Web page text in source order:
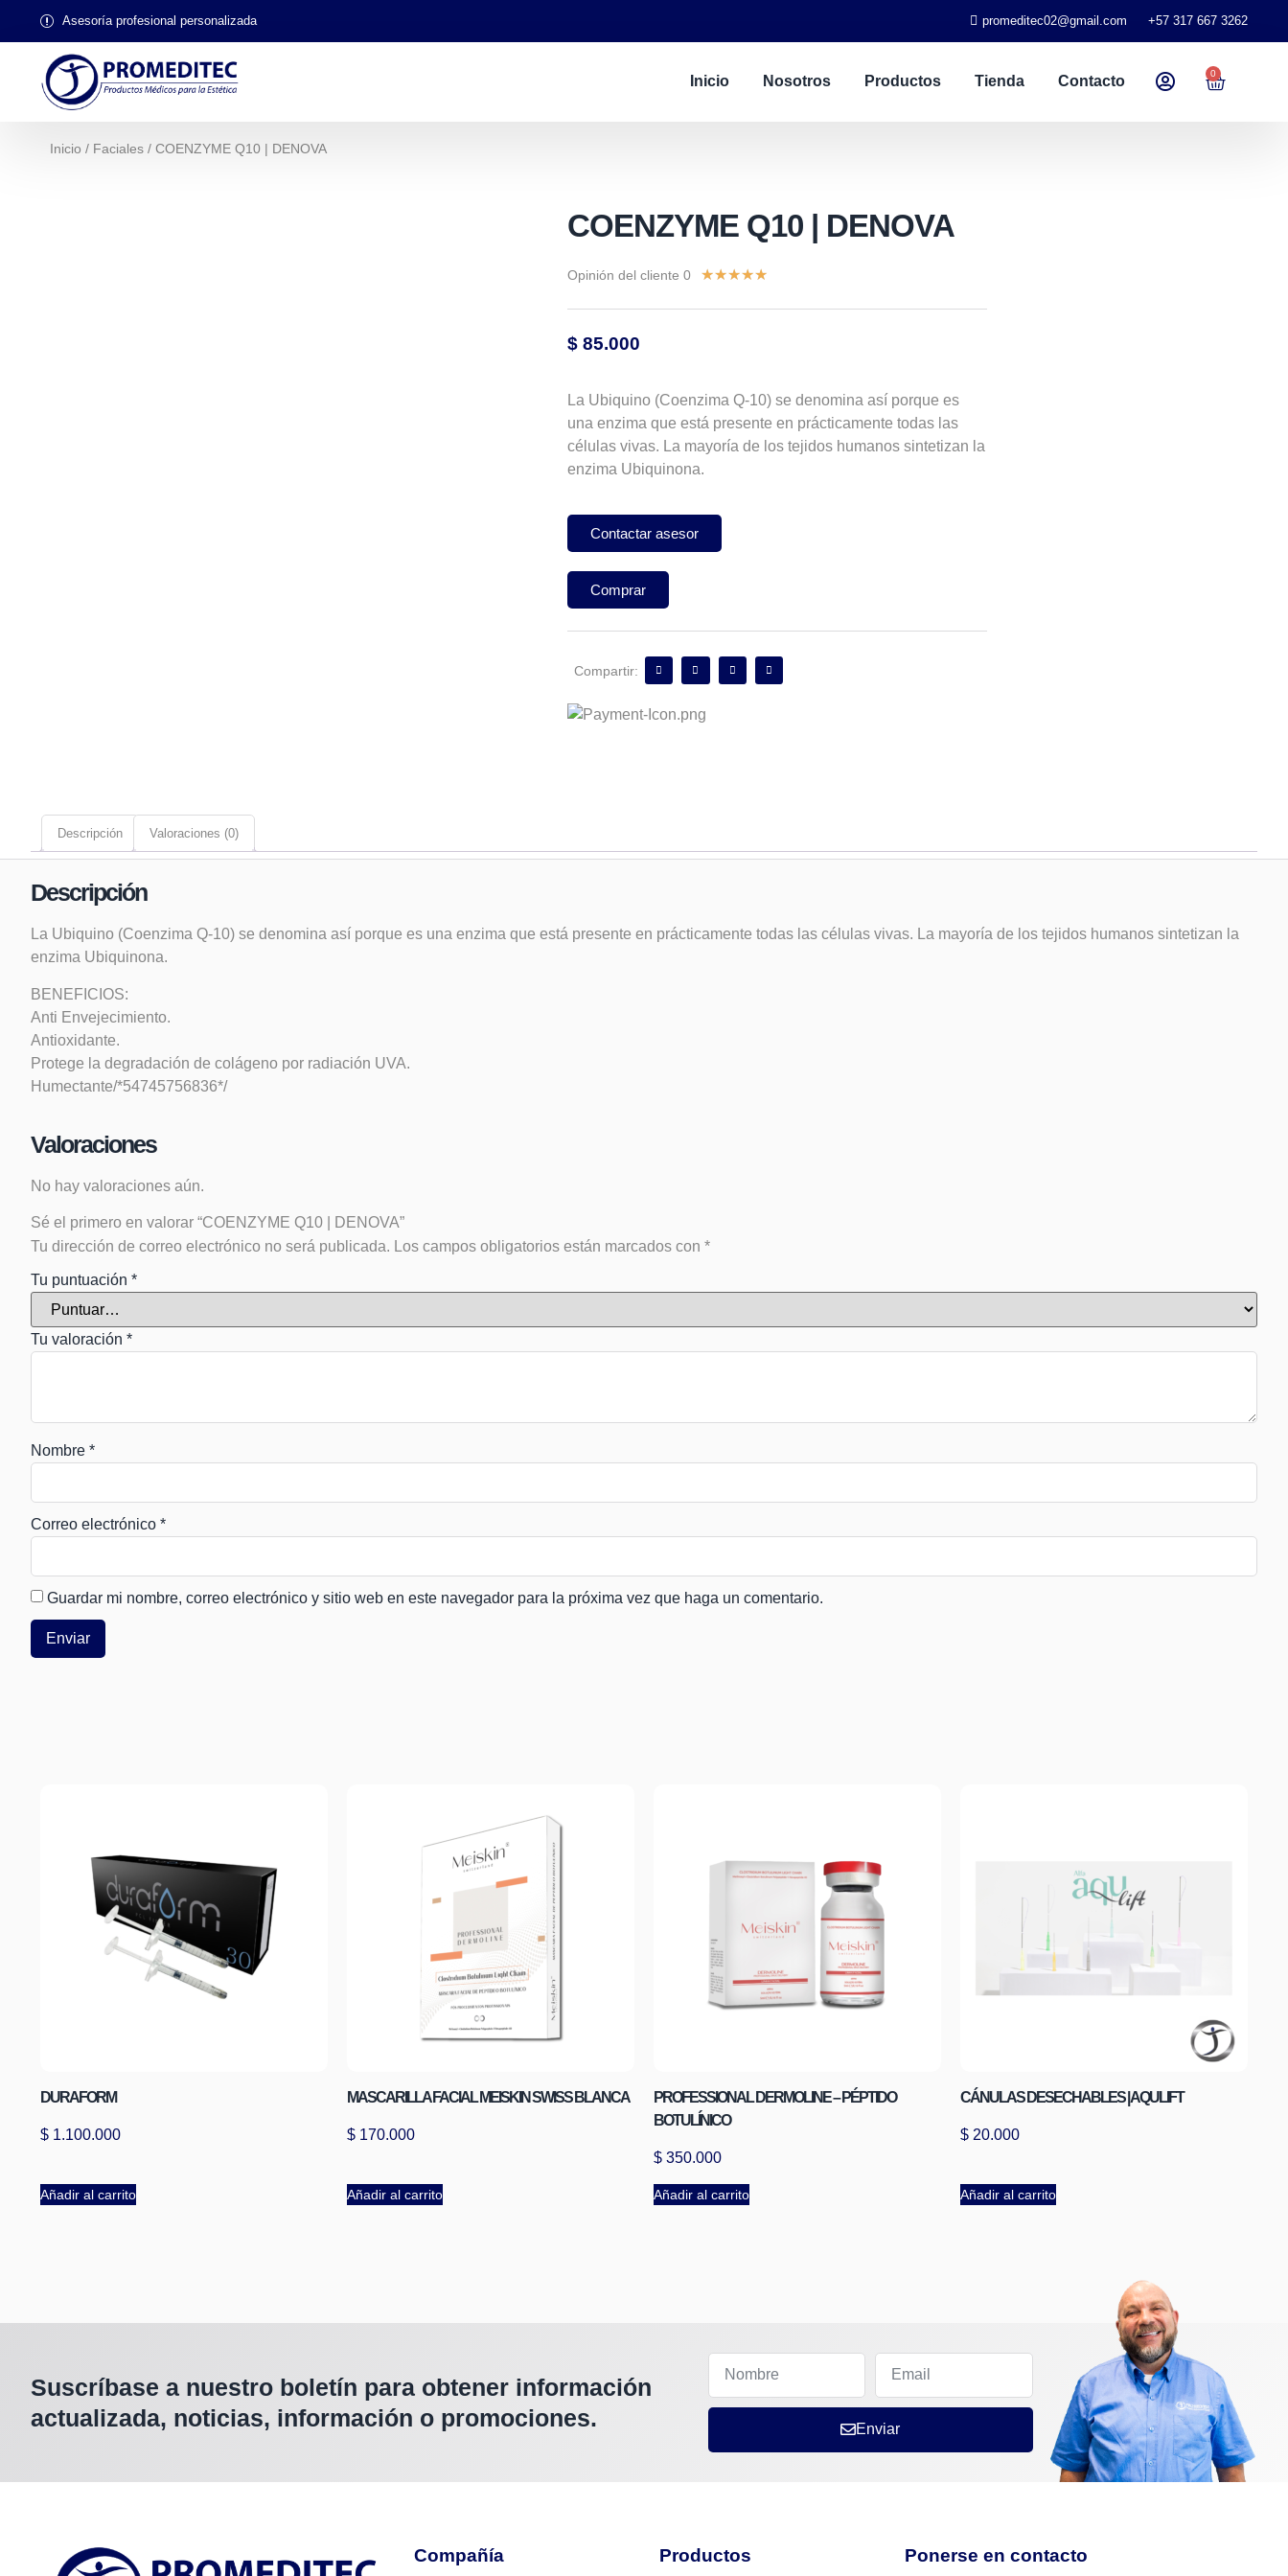
Asesoría profesional personalizada promeditec02@gmail.com +57 317 667 3262
Inicio Nosotros Productos Tienda Contacto 0
Inicio / Faciales / COENZYME Q10 | DENOVA
COENZYME Q10 | DENOVA
Opinión del cliente 0 ★★★★★
$ 85.000
La Ubiquino (Coenzima Q-10) se denomina así porque es
una enzima que está presente en prácticamente todas las
células vivas. La mayoría de los tejidos humanos sintetizan la
enzima Ubiquinona.
Contactar asesor
Comprar
Compartir:
Descripción Valoraciones (0)
Descripción
La Ubiquino (Coenzima Q-10) se denomina así porque es una enzima que está presente en prácticamente todas las células vivas. La mayoría de los tejidos humanos sintetizan la
enzima Ubiquinona.
BENEFICIOS:
Anti Envejecimiento.
Antioxidante.
Protege la degradación de colágeno por radiación UVA.
Humectante/*54745756836*/
Valoraciones
No hay valoraciones aún.
Sé el primero en valorar “COENZYME Q10 | DENOVA”
Tu dirección de correo electrónico no será publicada. Los campos obligatorios están marcados con *
Tu puntuación *
Tu valoración *
Nombre *
Correo electrónico *
Guardar mi nombre, correo electrónico y sitio web en este navegador para la próxima vez que haga un comentario.
DURAFORM
$ 1.100.000
Añadir al carrito
MASCARILLA FACIAL MEISKIN SWISS BLANCA
$ 170.000
Añadir al carrito
PROFESSIONAL DERMOLINE – PÉPTIDO
BOTULÍNICO
$ 350.000
Añadir al carrito
CÁNULAS DESECHABLES | AQULIFT
$ 20.000
Añadir al carrito
Suscríbase a nuestro boletín para obtener información
actualizada, noticias, información o promociones.
Enviar
Compañía Productos Ponerse en contacto